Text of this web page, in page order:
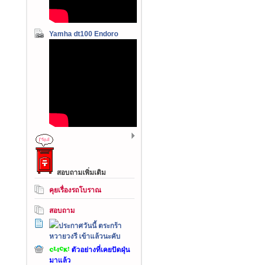
Yamha dt100 Endoro
สอบถามเพิ่มเติม
คุยเรื่องรถโบราณ
สอบถาม
ประกาศวันนี้ ตระกร้า
หวายวงรี เข้าแล้วนะคับ
ตัวอย่างที่เคยปัดฝุ่น
มาแล้ว